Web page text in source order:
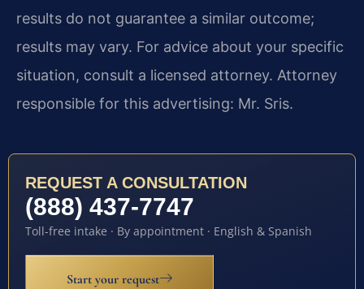
results do not guarantee a similar outcome;
results may vary. For advice about your specific
situation, consult a licensed attorney. Attorney
responsible for this advertising: Mr. Sris.
REQUEST A CONSULTATION
(888) 437-7747
Toll-free intake · By appointment · English & Spanish
Start your request